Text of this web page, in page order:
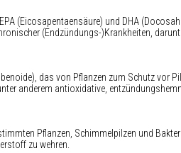
(Eicosapentaensäure) und DHA
(Endzündungs-)Krankheiten,
das von Pflanzen zum Schutz vor
anderem antioxidative,
Pflanzen, Schimmelpilzen und
zu wehren.